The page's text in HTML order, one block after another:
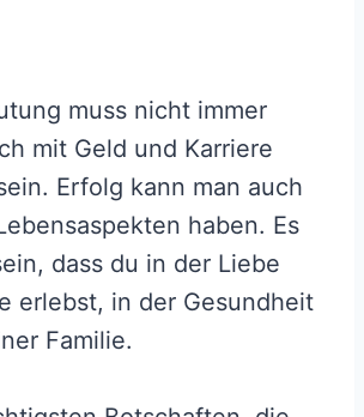
muss nicht immer
mit Geld und Karriere
Erfolg kann man auch
haben. Es
dass du in der Liebe
erlebst, in der Gesundheit
Familie.